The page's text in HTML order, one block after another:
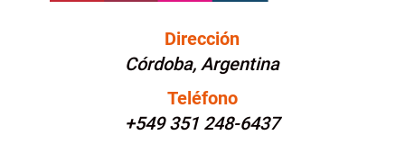
Dirección
Córdoba, Argentina
Teléfono
+549 351 248-6437